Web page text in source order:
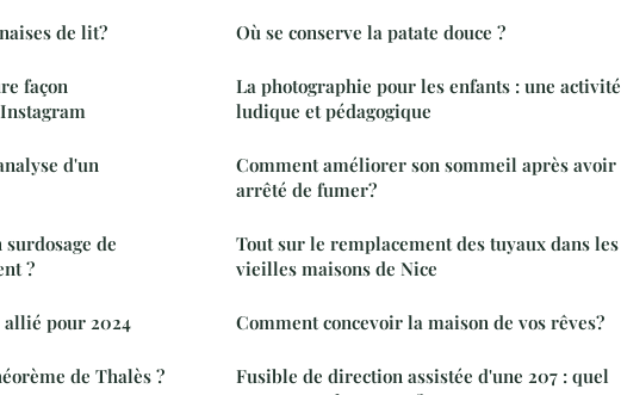
de lit?
façon
d'un
de
?
pour 2024
de Thalès ?
Où se conserve la patate douce ?
La photographie pour les enfants : une activité
ludique et pédagogique
Comment améliorer son sommeil après avoir
arrêté de fumer?
Tout sur le remplacement des tuyaux dans les
vieilles maisons de Nice
Comment concevoir la maison de vos rêves?
Fusible de direction assistée d'une 207 : quel